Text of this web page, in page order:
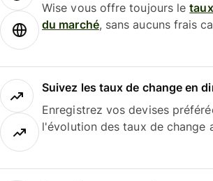
Wise vous offre toujours le
du marché, sans aucuns frais
Suivez les taux de change en
Enregistrez vos devises
l'évolution des taux de change